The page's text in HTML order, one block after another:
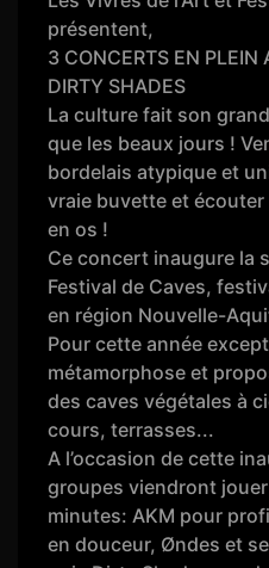
présentent,
3 CONCERTS EN PLEIN
DIRTY SHADES
La culture fait son
que les beaux jours !
bordelais atypique et
vraie buvette et
en os !
Ce concert inaugure la
Festival de Caves,
en région Nouvelle-
Pour cette année
métamorphose et
des caves végétales à
cours, terrasses...
A l’occasion de cette
groupes viendront
minutes: AKM pour
en douceur, Øndes et